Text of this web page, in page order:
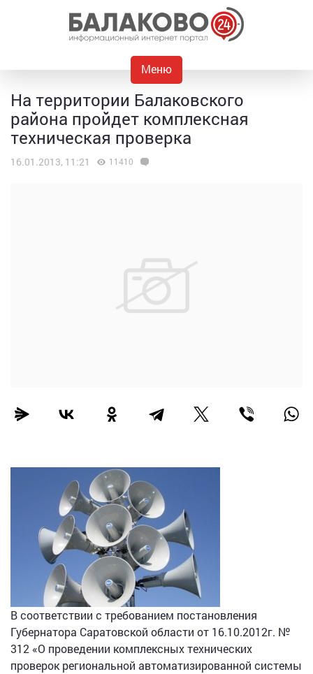
Меню
На территории Балаковского
района пройдет комплексная
техническая проверка
16.01.2013, 11:21 11410
В соответствии с требованием постановления
Губернатора Саратовской области от 16.10.2012г. №
312 «О проведении комплексных технических
проверок региональной автоматизированной системы